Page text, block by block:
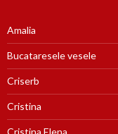
Amalia
Bucataresele vesele
Criserb
Cristina